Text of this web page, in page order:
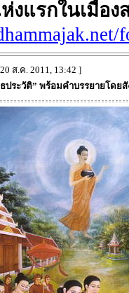
งแรกในเมือ
ส.ค. 2011, 13:42 ]
ประวัติ” พร้อมคำบรรยายโดย